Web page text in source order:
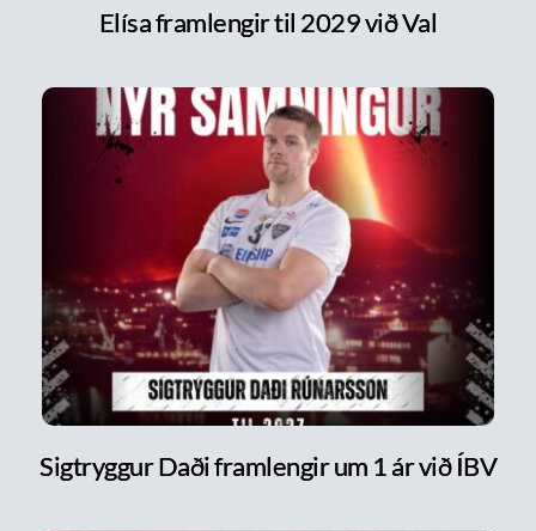
Elísa framlengir til 2029 við Val
Sigtryggur Daði framlengir um 1 ár við ÍBV